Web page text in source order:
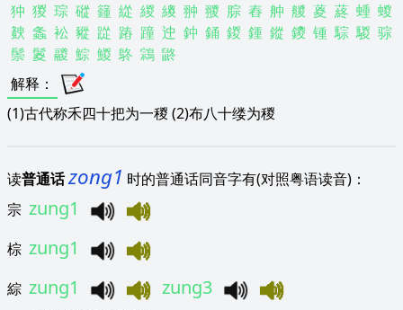
狆 猣 琮 磫 籦 緃 緵 繌 翀 翪 腙 舂 舯 艐 葼 蔠 蝩 蝬
螤 螽 衳 豵 踨 蹖 蹱 迚 鈡 銿 鍐 鍾 鏦 鑁 锺 騌 騣 骔
鬃 鬉 鬷 鯮 鯼 鴤 鶎 鼨
解释 ：
(1)古代称禾四十把为一稯 (2)布八十缕为稯
读普通话zong1 时的普通话同音字有(对照粤语读音)：
宗 zung1
棕 zung1
綜 zung1 zung3